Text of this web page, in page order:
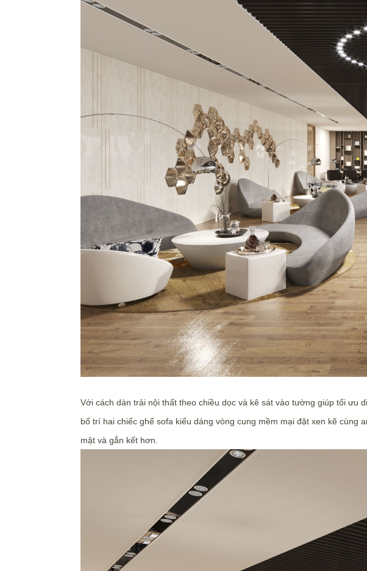
Với cách dàn trải nội thất theo chiều dọc và kê sát vào tường giúp tối
bố trí hai chiếc ghế sofa kiểu dáng vòng cung mềm mại đặt xen kẽ cùng
mật và gắn kết hơn.